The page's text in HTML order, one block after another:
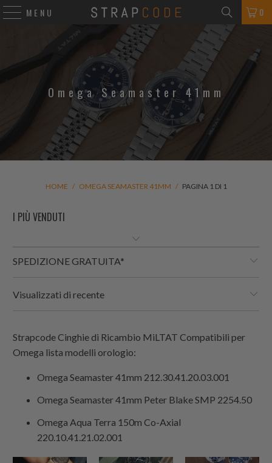
MENU 0
Omega Seamaster 41mm
HOME / OMEGA SEAMASTER 41MM / PAGINA 1 DI 1
SPEDIZIONE GRATUITA*
Visualizzati di recente
StrapcodeCinghie di Ricambio MiLTAT Compatibili per
Omega lista modelli orologio:
Omega Seamaster 41mm 212.30.41.20.03.001
Omega Seamaster 41mm Peter Blake SMP 2254.50
Omega Aqua Terra 150m Co-Axial
220.10.41.21.02.001